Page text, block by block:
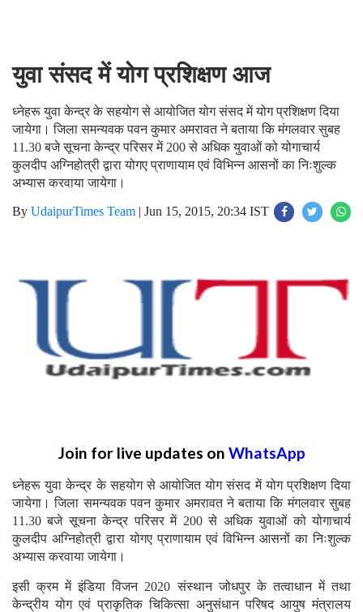
युवा संसद में योग प्रशिक्षण आज
ध्नेहरू युवा केन्द्र के सहयोग से आयोजित योग संसद में योग प्रशिक्षण दिया
जायेगा। जिला समन्यवक पवन कुमार अमरावत ने बताया कि मंगलवार सुबह
11.30 बजे सूचना केन्द्र परिसर में 200 से अधिक युवाओं को योगाचार्य
कुलदीप अग्निहोत्री द्वारा योगए प्राणायाम एवं विभिन्न आसनों का निःशुल्क
अभ्यास करवाया जायेगा।
By UdaipurTimes Team | Jun 15, 2015, 20:34 IST
Join for live updates on WhatsApp
ध्नेहरू युवा केन्द्र के सहयोग से आयोजित योग संसद में योग प्रशिक्षण दिया
जायेगा। जिला समन्यवक पवन कुमार अमरावत ने बताया कि मंगलवार सुबह
11.30 बजे सूचना केन्द्र परिसर में 200 से अधिक युवाओं को योगाचार्य
कुलदीप अग्निहोत्री द्वारा योगए प्राणायाम एवं विभिन्न आसनों का निःशुल्क
अभ्यास करवाया जायेगा।
इसी क्रम में इंडिया विजन 2020 संस्थान जोधपुर के तत्वाधान में तथा
केन्द्रीय योग एवं प्राकृतिक चिकित्सा अनुसंधान परिषद आयुष मंत्रालय